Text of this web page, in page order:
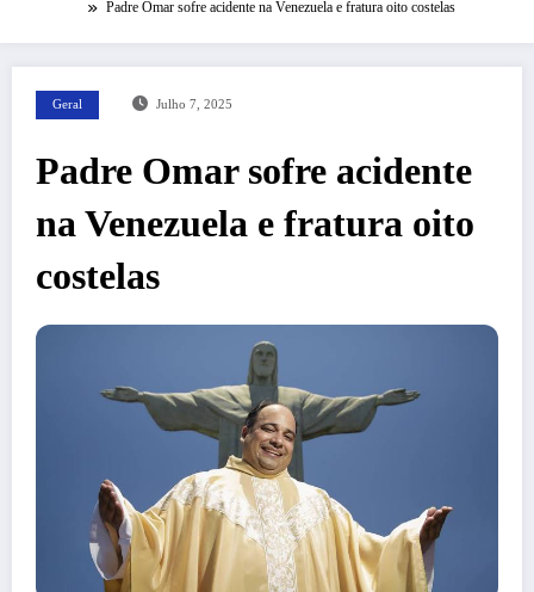
Padre Omar sofre acidente na Venezuela e fratura oito costelas
Geral Julho 7, 2025
Padre Omar sofre acidente
na Venezuela e fratura oito
costelas